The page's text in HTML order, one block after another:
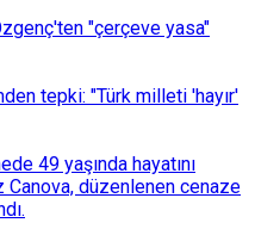
"çerçeve yasa"
tepki: "Türk milleti 'hayır'
49 yaşında hayatını
düzenlenen cenaze